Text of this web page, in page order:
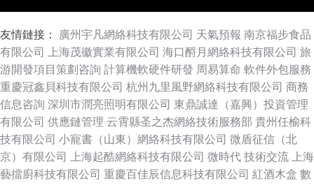
友情鏈接： 廣州宇凡網絡科技有限公司 天氣預報 南京福步食品
有限公司
上海茂徽實業有限公司 海口酹月網絡科技有限公司 旅
游開發項目策劃咨詢 計算機軟硬件研發 周易算命 軟件外包服務
重慶冠鑫貝科技有限公司 杭州九里風野網絡科技有限公司 商務
信息咨詢 深圳市潤亮照明有限公司 東鼎誠達（嘉興）投資管理
有限公司 供應鏈管理 云霄縣圣之杰網絡技術服務部 貴州任榆科
技有限公司 小寵書（山東）網絡科技有限公司 微盾征信（北
京）有限公司
上海起酷網絡科技有限公司 微時代 技術交流
上海
藝擋廚科技有限公司 重慶百佳辰信息科技有限公司 紅酒木盒 數